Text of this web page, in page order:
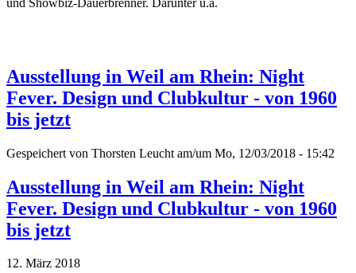
Ausstellung in Weil am Rhein: Night
Fever. Design und Clubkultur - von 1960
bis jetzt
Gespeichert von Thorsten Leucht am/um Mo, 12/03/2018 - 15:42
Ausstellung in Weil am Rhein: Night
Fever. Design und Clubkultur - von 1960
bis jetzt
12. März 2018